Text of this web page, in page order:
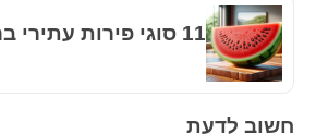
חשוב לדעת
11 סוגי פירות עתירי ברזל